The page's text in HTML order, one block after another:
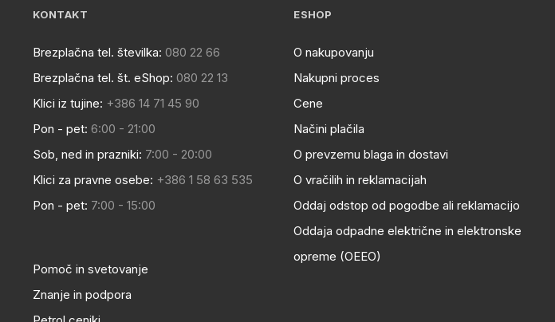
KONTAKT
Brezplačna tel. številka: 080 22 66
Brezplačna tel. št. eShop: 080 22 13
Klici iz tujine: +386 14 71 45 90
Pon - pet: 6:00 - 21:00
Sob, ned in prazniki: 7:00 - 20:00
Klici za pravne osebe: +386 1 58 63 535
Pon - pet: 7:00 - 15:00
Pomoč in svetovanje
Znanje in podpora
ESHOP
O nakupovanju
Nakupni proces
Cene
Načini plačila
O prevzemu blaga in dostavi
O vračilih in reklamacijah
Oddaj odstop od pogodbe ali reklamacijo
Oddaja odpadne električne in elektronske
opreme (OEEO)